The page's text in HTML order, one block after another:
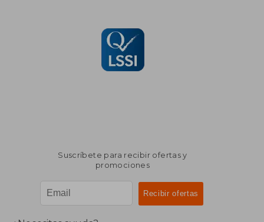
Suscríbete para recibir ofertas y
promociones